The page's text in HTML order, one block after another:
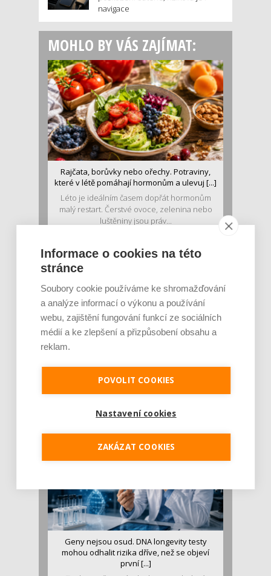
navigace
MOHLO BY VÁS ZAJÍMAT:
Rajčata, borůvky nebo ořechy. Potraviny,
které v létě pomáhají hormonům a ulevuj [...]
Léto je ideálním časem dopřát hormonům
malý restart. Čerstvé ovoce, zelenina nebo
luštěniny jsou práv...
stravě ho mám dostatek. Znáte nejčastějš [...]
Pojem protein již nějakou dobu rezonuje
v oblasti zdraví, výživy i dlouhověkosti. Přesto
Geny nejsou osud. DNA longevity testy
mohou odhalit rizika dříve, než se objeví
první [...]
Informace o cookies na této
stránce
Soubory cookie používáme ke shromažďování
a analýze informací o výkonu a používání
webu, zajištění fungování funkcí ze sociálních
médií a ke zlepšení a přizpůsobení obsahu a
reklam.
POVOLIT COOKIES
Nastavení cookies
ZAKÁZAT COOKIES